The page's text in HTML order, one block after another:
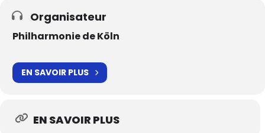
Organisateur
Philharmonie de Köln
EN SAVOIR PLUS
EN SAVOIR PLUS